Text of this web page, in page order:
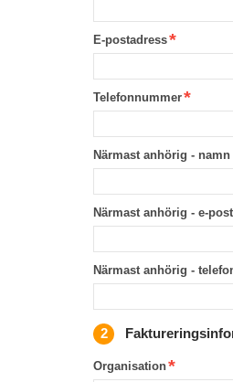
E-postadress
Telefonnummer
Närmast anhörig - namn
Närmast anhörig - e-post
Närmast anhörig -
Organisation